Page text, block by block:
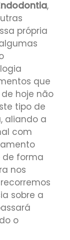
,
própria
que
hoje não
tipo de
aliando a
com
de forma
nos
sobre a
o